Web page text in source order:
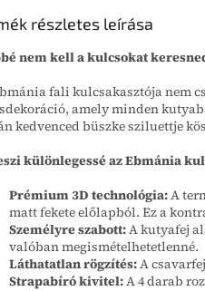
részletes leírása
nem kell a kulcsokat
fali kulcsakasztója nem
amely minden
kedvenced büszke sziluettje
különlegessé az Ebmánia
Prémium 3D technológia:A
matt fekete előlapból. Ez a
Személyre szabott:A kutyafej
valóban megismételhetetlenné.
Láthatatlan rögzítés:A
Strapabíró kivitel:A 4 darab